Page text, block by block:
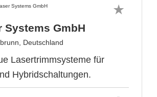
Systems GmbH
Deutschland
Lasertrimmsysteme für
Hybridschaltungen.